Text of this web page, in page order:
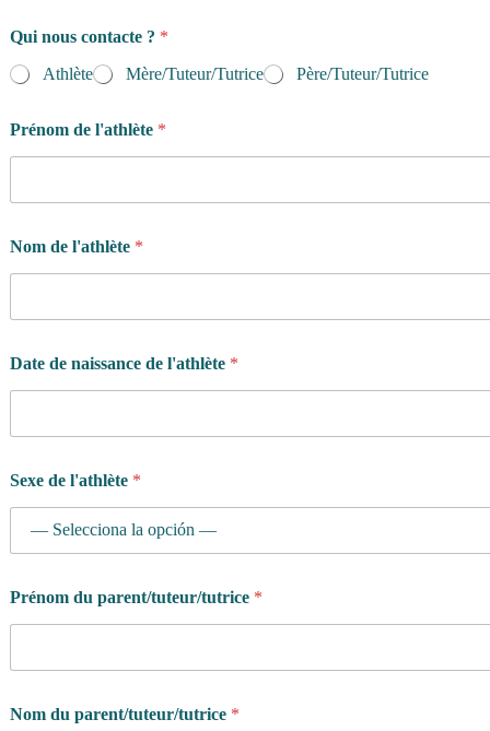
Qui nous contacte ? *
Athlète
Mère/Tuteur/Tutrice Père/Tuteur/Tutrice
Prénom de l'athlète *
Nom de l'athlète *
Date de naissance de l'athlète *
Sexe de l'athlète *
Prénom du parent/tuteur/tutrice *
Nom du parent/tuteur/tutrice *